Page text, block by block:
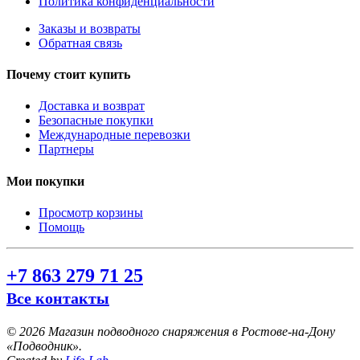
Заказы и возвраты
Обратная связь
Почему стоит купить
Доставка и возврат
Безопасные покупки
Международные перевозки
Партнеры
Мои покупки
Просмотр корзины
Помощь
+7 863 279 71 25
Все контакты
© 2026 Магазин подводного снаряжения в Ростове-на-Дону
«Подводник».